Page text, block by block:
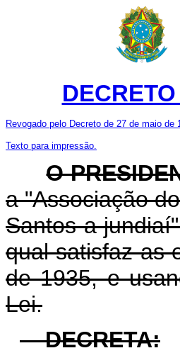
Revogado pelo Decreto de 27 de maio de
Texto para impressão.
O
a "Associação
Santos a
qual satisfaz as
de 1935, e
Lei.
DECRETA: